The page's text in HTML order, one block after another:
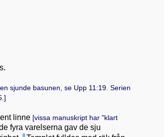
sjunde basunen, se Upp 11:19 . Serien
.]
linne [vissa manuskript har "klart
fyra varelserna gav de sju
8